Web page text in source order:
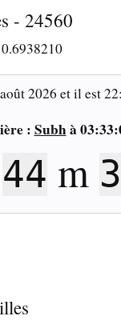
- 24560
0.6938210
2026 et il est
:Subhà
44 m